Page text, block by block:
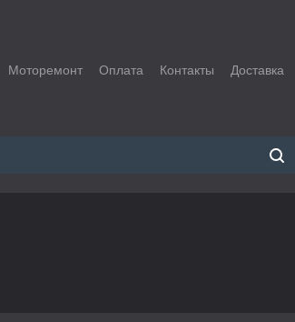
Моторемонт Оплата Контакты Доставка